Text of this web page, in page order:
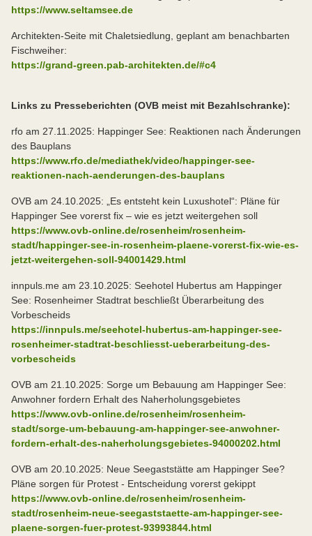
https://www.seltamsee.de
Architekten-Seite mit Chaletsiedlung, geplant am benachbarten
Fischweiher:
https://grand-green.pab-architekten.de/#c4
Links zu Presseberichten (OVB meist mit Bezahlschranke):
rfo am 27.11.2025: Happinger See: Reaktionen nach Änderungen
des Bauplans
https://www.rfo.de/mediathek/video/happinger-see-
reaktionen-nach-aenderungen-des-bauplans
OVB am 24.10.2025: „Es entsteht kein Luxushotel“: Pläne für
Happinger See vorerst fix – wie es jetzt weitergehen soll
https://www.ovb-online.de/rosenheim/rosenheim-
stadt/happinger-see-in-rosenheim-plaene-vorerst-fix-wie-es-
jetzt-weitergehen-soll-94001429.html
innpuls.me am 23.10.2025: Seehotel Hubertus am Happinger
See: Rosenheimer Stadtrat beschließt Überarbeitung des
Vorbescheids
https://innpuls.me/seehotel-hubertus-am-happinger-see-
rosenheimer-stadtrat-beschliesst-ueberarbeitung-des-
vorbescheids
OVB am 21.10.2025: Sorge um Bebauung am Happinger See:
Anwohner fordern Erhalt des Naherholungsgebietes
https://www.ovb-online.de/rosenheim/rosenheim-
stadt/sorge-um-bebauung-am-happinger-see-anwohner-
fordern-erhalt-des-naherholungsgebietes-94000202.html
OVB am 20.10.2025: Neue Seegaststätte am Happinger See?
Pläne sorgen für Protest - Entscheidung vorerst gekippt
https://www.ovb-online.de/rosenheim/rosenheim-
stadt/rosenheim-neue-seegaststaette-am-happinger-see-
plaene-sorgen-fuer-protest-93993844.html